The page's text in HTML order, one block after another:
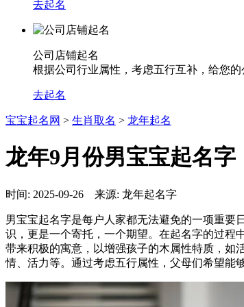
去起名
公司店铺起名
根据公司行业属性，考虑五行互补，给您的
去起名
宝宝起名网 > 生肖取名 > 龙年起名
龙年9月份男宝宝起名字
时间: 2025-09-26 来源: 龙年起名字
男宝宝起名字是每户人家都无法避免的一项重要
识，更是一个寄托，一个期望。在起名字的过程
带来积极的寓意，以增强孩子的木属性特质，如
情、活力等。通过考虑五行属性，父母们希望能